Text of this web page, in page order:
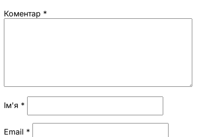
Коментар *
Ім'я *
Email *